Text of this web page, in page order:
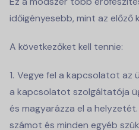
időigényesebb, mint az előző
A következőket kell tennie:
Vegye fel a kapcsolatot az
a kapcsolatot szolgáltatója
és magyarázza el a
számot és minden egyéb